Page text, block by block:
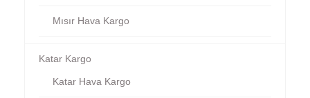
Mısır Hava Kargo
Katar Kargo
Katar Hava Kargo